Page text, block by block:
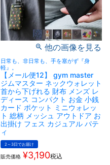
他の画像を見る
日常も、非日常も、手を塞がず『身
軽』。
【メール便12】 gym master
ジムマスター ネックウォレット
首から下げれる 財布 メンズ レ
ディース コンパクト お金 小銭
カード ポケット ミニウォレッ
ト 総柄 メッシュ アウトドア お
出掛け フェス カジュアル パテ
ィ
2～3日でお届け
販売価格 ¥3,190税込